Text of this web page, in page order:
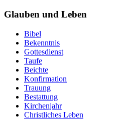
Glauben und Leben
Bibel
Bekenntnis
Gottesdienst
Taufe
Beichte
Konfirmation
Trauung
Bestattung
Kirchenjahr
Christliches Leben